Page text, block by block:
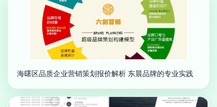
海曙区品质企业营销策划报价解析 东晨品牌的专业实践